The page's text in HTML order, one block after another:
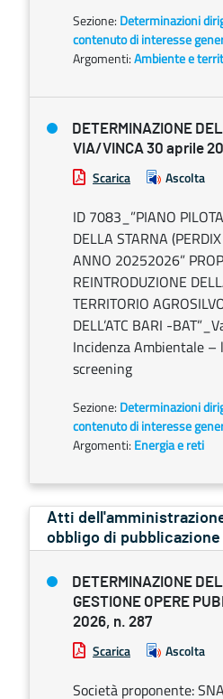
Sezione: Determinazioni
contenuto di interesse
Argomenti:Ambiente e
DETERMINAZIONE
VIA/VINCA 30 aprile
Scarica Ascolta
ID 7083_”PIANO
DELLA STARNA
ANNO 20252026”
REINTRODUZIONE
TERRITORIO
DELL’ATC BARI -
Incidenza Ambientale –
screening
Sezione: Determinazioni
contenuto di interesse
Argomenti: Energia e reti
Atti
obbligo di pubblicazione
DETERMINAZIONE
GESTIONE OPERE
2026, n. 287
Scarica Ascolta
Società proponente: